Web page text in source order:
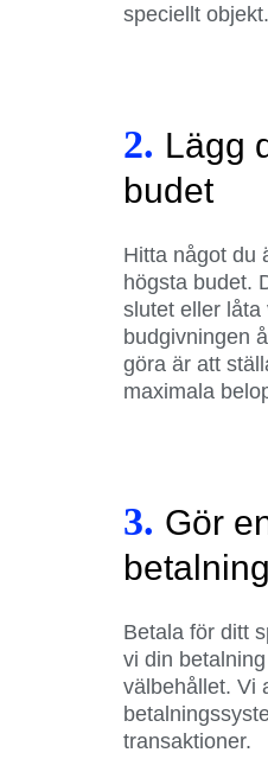
speciellt objekt.
2. Lägg
budet
Hitta något du
högsta budet.
slutet eller låta
budgivningen
göra är att
maximala
3. Gör
betalning
Betala för ditt
vi din
välbehållet. Vi
transaktioner.